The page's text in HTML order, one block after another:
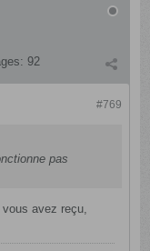
92
#769
pas
avez reçu,